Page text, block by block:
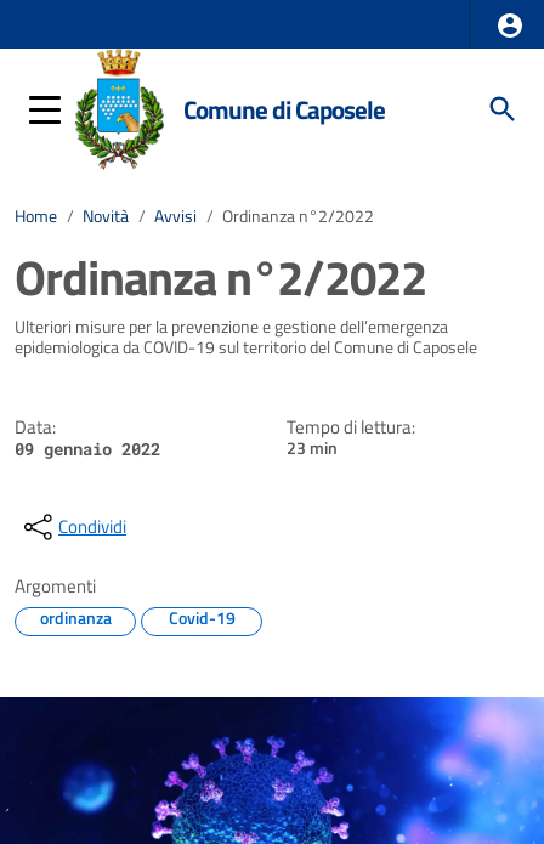
Comune di Caposele
Home / Novità / Avvisi / Ordinanza n°2/2022
Ordinanza n°2/2022
Dettagli della notizia
Ulteriori misure per la prevenzione e gestione dell’emergenza
epidemiologica da COVID-19 sul territorio del Comune di Caposele
Data:
09 gennaio 2022
Tempo di lettura:
23 min
Condividi
Argomenti
ordinanza Covid-19